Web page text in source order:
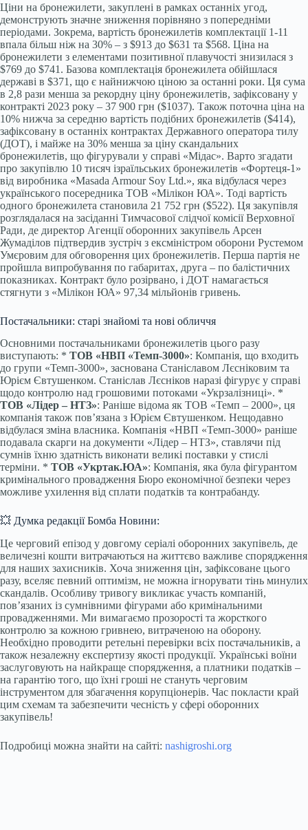
Ціни на бронежилети, закуплені в рамках останніх угод,
демонструють значне зниження порівняно з попередніми
періодами. Зокрема, вартість бронежилетів комплектації 1-11
впала більш ніж на 30% – з $913 до $631 та $568. Ціна на
бронежилети з елементами позитивної плавучості знизилася з
$769 до $741. Базова комплектація бронежилета обійшлася
державі в $371, що є найнижчою ціною за останні роки. Ця сума
в 2,8 рази менша за рекордну ціну бронежилетів, зафіксовану у
контракті 2023 року – 37 900 грн ($1037). Також поточна ціна на
10% нижча за середню вартість подібних бронежилетів ($414),
зафіксовану в останніх контрактах Державного оператора тилу
(ДОТ), і майже на 30% менша за ціну скандальних
бронежилетів, що фігурували у справі «Мідас». Варто згадати
про закупівлю 10 тисяч ізраїльських бронежилетів «Фортеця-1»
від виробника «Masada Armour Soy Ltd.», яка відбулася через
українського посередника ТОВ «Мілікон ЮА». Тоді вартість
одного бронежилета становила 21 752 грн ($522). Ця закупівля
розглядалася на засіданні Тимчасової слідчої комісії Верховної
Ради, де директор Агенції оборонних закупівель Арсен
Жумаділов підтвердив зустріч з ексміністром оборони Рустемом
Умєровим для обговорення цих бронежилетів. Перша партія не
пройшла випробування по габаритах, друга – по балістичних
показниках. Контракт було розірвано, і ДОТ намагається
стягнути з «Мілікон ЮА» 97,34 мільйонів гривень.
Постачальники: старі знайомі та нові обличчя
Основними постачальниками бронежилетів цього разу
виступають: * ТОВ «НВП «Темп-3000»: Компанія, що входить
до групи «Темп-3000», заснована Станіславом Лєсніковим та
Юрієм Євтушенком. Станіслав Лєсніков наразі фігурує у справі
щодо контролю над грошовими потоками «Укрзалізниці». *
ТОВ «Лідер ‒ НТЗ»: Раніше відома як ТОВ «Темп ‒ 2000», ця
компанія також пов’язана з Юрієм Євтушенком. Нещодавно
відбулася зміна власника. Компанія «НВП «Темп-3000» раніше
подавала скарги на документи «Лідер ‒ НТЗ», ставлячи під
сумнів їхню здатність виконати великі поставки у стислі
терміни. * ТОВ «Укртак.ЮА»: Компанія, яка була фігурантом
кримінального провадження Бюро економічної безпеки через
можливе ухилення від сплати податків та контрабанду.
💥 Думка редакції Бомба Новини:
Це черговий епізод у довгому серіалі оборонних закупівель, де
величезні кошти витрачаються на життєво важливе спорядження
для наших захисників. Хоча зниження цін, зафіксоване цього
разу, вселяє певний оптимізм, не можна ігнорувати тінь минулих
скандалів. Особливу тривогу викликає участь компаній,
пов’язаних із сумнівними фігурами або кримінальними
провадженнями. Ми вимагаємо прозорості та жорсткого
контролю за кожною гривнею, витраченою на оборону.
Необхідно проводити ретельні перевірки всіх постачальників, а
також незалежну експертизу якості продукції. Українські воїни
заслуговують на найкраще спорядження, а платники податків –
на гарантію того, що їхні гроші не стануть черговим
інструментом для збагачення корупціонерів. Час покласти край
цим схемам та забезпечити чесність у сфері оборонних
закупівель!
Подробиці можна знайти на сайті: nashigroshi.org